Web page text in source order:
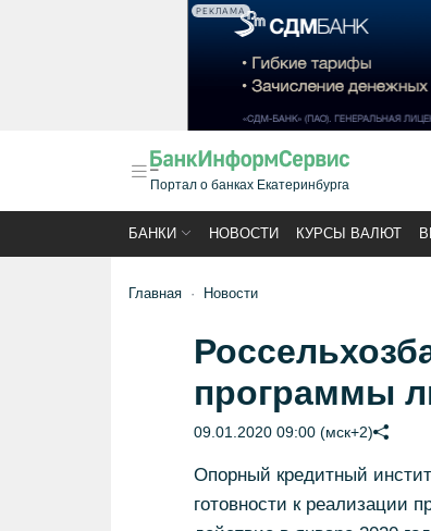
РЕКЛАМА
Портал о банках Екатеринбурга
БАНКИ НОВОСТИ КУРСЫ ВАЛЮТ
Главная Новости
программы
09.01.2020 09:00 (мск+2)
Опорный кредитный
готовности к реализации